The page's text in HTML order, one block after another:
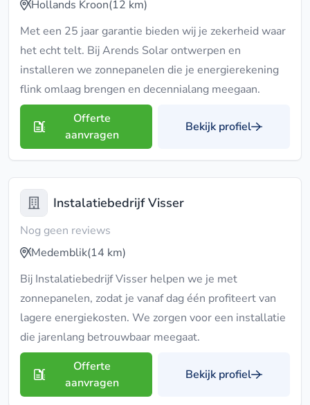
Hollands Kroon(12 km)
Met een 25 jaar garantie bieden wij je zekerheid waar
het echt telt. Bij Arends Solar ontwerpen en
installeren we zonnepanelen die je energierekening
flink omlaag brengen en decennialang meegaan.
Offerte
aanvragen
Bekijk profiel
Instalatiebedrijf Visser
Nog geen reviews
Medemblik(14 km)
Bij Instalatiebedrijf Visser helpen we je met
zonnepanelen, zodat je vanaf dag één profiteert van
lagere energiekosten. We zorgen voor een installatie
die jarenlang betrouwbaar meegaat.
Offerte
aanvragen
Bekijk profiel